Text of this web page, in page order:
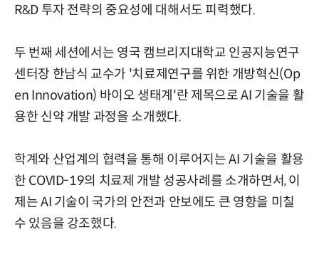
R&D 투자 전략의 중요성에 대해서도 피력했다.
두 번째 세션에서는 영국 캠브리지대학교 인공지능연구
센터장 한남식 교수가 '치료제연구를 위한 개방혁신(Op
en Innovation) 바이오 생태계'란 제목으로 AI 기술을 활
용한 신약 개발 과정을 소개했다.
학계와 산업계의 협력을 통해 이루어지는 AI 기술을 활용
한 COVID-19의 치료제 개발 성공사례를 소개하면서, 이
제는 AI 기술이 국가의 안전과 안보에도 큰 영향을 미칠
수 있음을 강조했다.